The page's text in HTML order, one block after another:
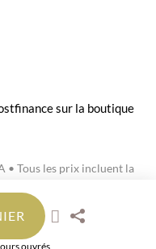
ouvrés
sur la boutique
• Tous les prix incluent la